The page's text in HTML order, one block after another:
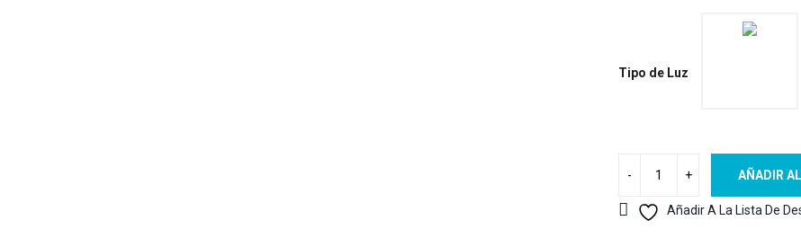
Tipo de Luz
AÑADIR
Añadir A La Lista De